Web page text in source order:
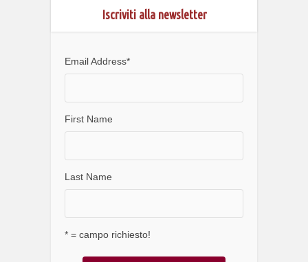
Iscriviti alla newsletter
Email Address*
First Name
Last Name
* = campo richiesto!